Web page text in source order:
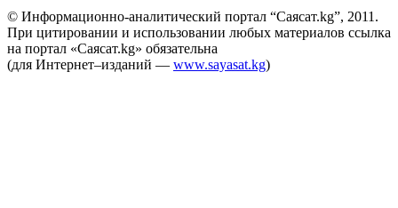
© Информационно-аналитический портал “Саясат.kg”, 2011.
При цитировании и использовании любых материалов ссылка
на портал «Саясат.kg» обязательна
(для Интернет–изданий — www.sayasat.kg)